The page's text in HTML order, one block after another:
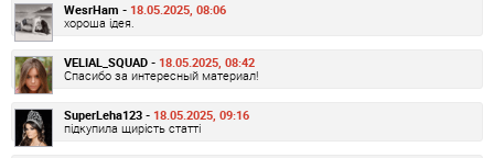
WesrHam - 18.05.2025, 08:06
хороша ідея.
VELIAL_SQUAD - 18.05.2025, 08:42
Спасибо за интересный материал!
SuperLeha123 - 18.05.2025, 09:16
підкупила щирість статті